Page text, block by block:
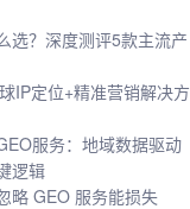
选？深度测评5款主流产
IP定位+精准营销解决方
服务：地域数据驱动
逻辑
略 GEO 服务能损失